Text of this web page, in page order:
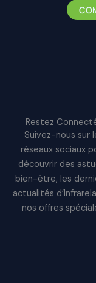
Restez
Suivez-nous sur
réseaux sociaux
découvrir des
bien-être, les
actualités
nos offres